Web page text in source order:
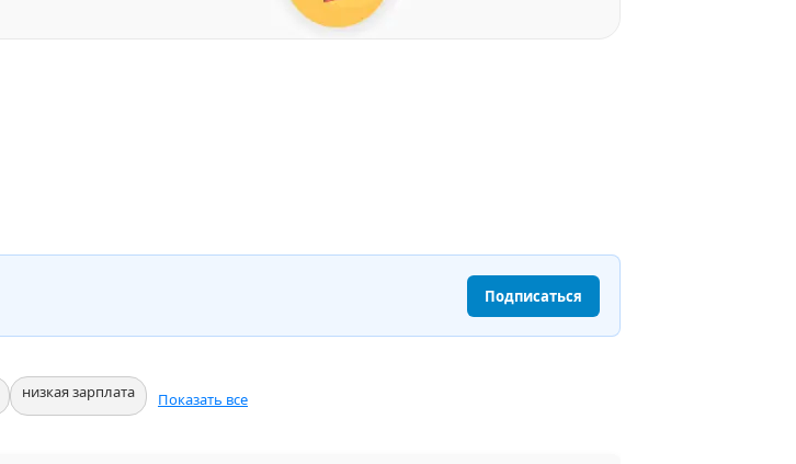
Подписаться
низкая зарплата Показать все